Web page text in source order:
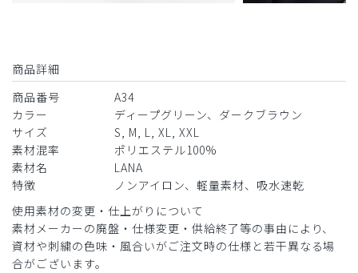
商品詳細
商品番号
A34
カラー
ディープグリーン、ダークブラウン
サイズ
S, M, L, XL, XXL
素材混率
ポリエステル100%
素材名
LANA
特徴
ノンアイロン、軽量素材、吸水速乾
使用素材の変更・仕上がりについて
素材メーカーの廃盤・仕様変更・供給終了等の事由により、
資材や刺繍の色味・風合いがご注文時の仕様と若干異なる場
合がございます。